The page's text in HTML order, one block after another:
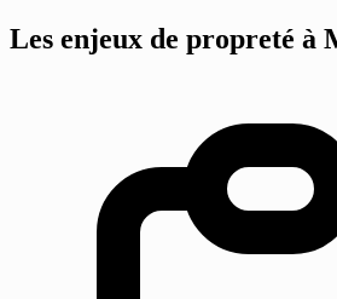
Les enjeux de propreté à